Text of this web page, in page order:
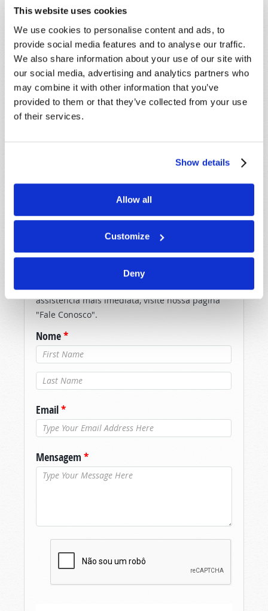
This website uses cookies
We use cookies to personalise content and ads, to
provide social media features and to analyse our traffic.
We also share information about your use of our site with
our social media, advertising and analytics partners who
may combine it with other information that you’ve
provided to them or that they’ve collected from your use
of their services.
Show details
Allow all
Customize
Deny
Revelado! e A Besta do Apocalipse: Mito, Metáfora ou
Realidade em Breve? pode ajudá-lo em seu estudo do
fim dos tempos.
Para saber mais, peça " Armagedom e Além
Apocalipse: O Mistério Revelado!" e "A Besta do
Apocalipse: Mito, Metáfora ou Realidade Breve?
guias de estudo gratuitos podem ajudá-lo no seu
COMPARTILHE SEUS PENSAMENTOS
Devido ao volume, talvez não possamos
responder prontamente aos envios usando o
assistência mais imediata, visite nossa página
"Fale Conosco".
Nome*
Último nome
*
Email*
Mensagem *